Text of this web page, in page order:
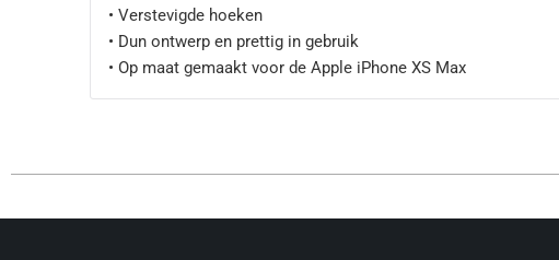
• Verstevigde hoeken
• Dun ontwerp en prettig in gebruik
• Op maat gemaakt voor de Apple iPhone XS Max